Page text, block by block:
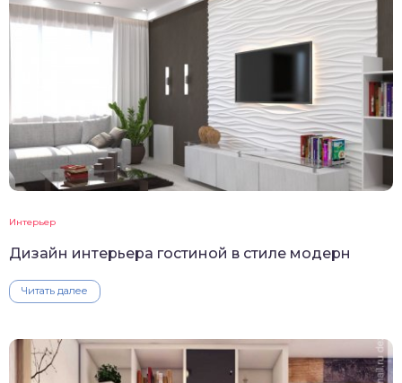
Интерьер
Дизайн интерьера гостиной в стиле модерн
Читать далее